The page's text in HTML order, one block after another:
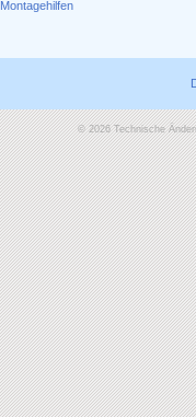
Montagehilfen
© 2026 Technische